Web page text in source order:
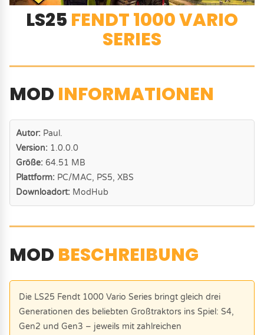
LS25 FENDT 1000 VARIO
SERIES
MOD INFORMATIONEN
Autor: Paul.
Version: 1.0.0.0
Größe: 64.51 MB
Plattform: PC/MAC, PS5, XBS
Downloadort: ModHub
MOD BESCHREIBUNG
Die LS25 Fendt 1000 Vario Series bringt gleich drei
Generationen des beliebten Großtraktors ins Spiel: S4,
Gen2 und Gen3 – jeweils mit zahlreichen